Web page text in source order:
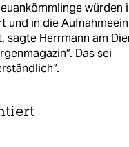
würden
und in die
sagte Herrmann am
Das sei